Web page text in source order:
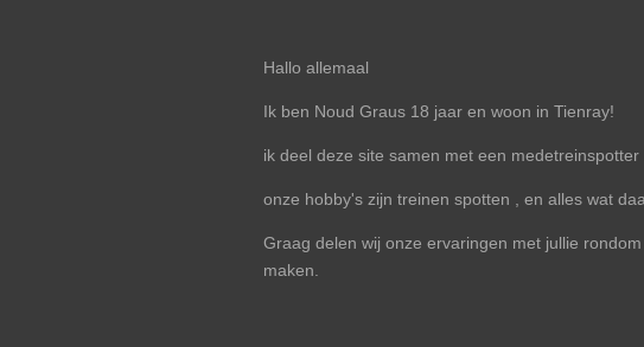
Hallo allemaal
Ik ben Noud Graus 18 jaar en woon in Tienray!
ik deel deze site samen met een
onze hobby's zijn treinen spotten , en alles wat
Graag delen wij onze ervaringen met jullie
maken.